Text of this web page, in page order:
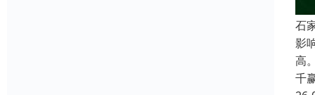
石
影
高
千